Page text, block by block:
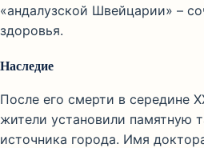
«андалузской Швейцарии» –
здоровья.
Наследие
После его смерти в середине
жители установили памятную
источника города. Имя